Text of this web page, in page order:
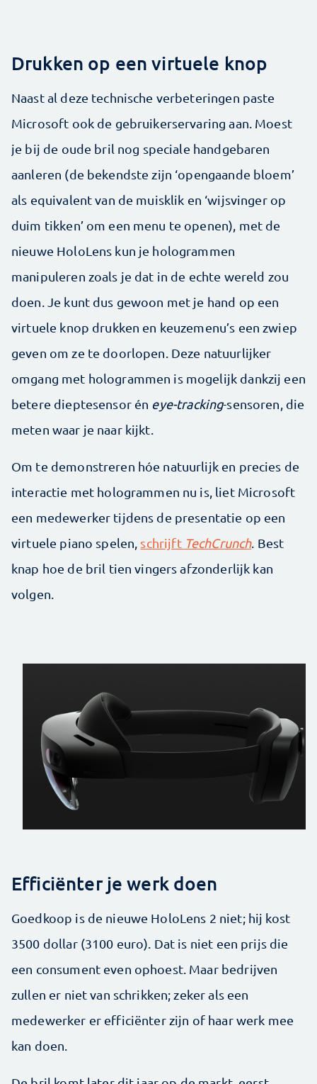
Drukken op een virtuele knop
Naast al deze technische verbeteringen paste
Microsoft ook de gebruikerservaring aan. Moest
je bij de oude bril nog speciale handgebaren
aanleren (de bekendste zijn ‘opengaande bloem’
als equivalent van de muisklik en ‘wijsvinger op
duim tikken’ om een menu te openen), met de
nieuwe HoloLens kun je hologrammen
manipuleren zoals je dat in de echte wereld zou
doen. Je kunt dus gewoon met je hand op een
virtuele knop drukken en keuzemenu’s een zwiep
geven om ze te doorlopen. Deze natuurlijker
omgang met hologrammen is mogelijk dankzij een
betere dieptesensor én eye-tracking-sensoren, die
meten waar je naar kijkt.
Om te demonstreren hóe natuurlijk en precies de
interactie met hologrammen nu is, liet Microsoft
een medewerker tijdens de presentatie op een
virtuele piano spelen, schrijft TechCrunch. Best
knap hoe de bril tien vingers afzonderlijk kan
volgen.
Efficiënter je werk doen
Goedkoop is de nieuwe HoloLens 2 niet; hij kost
3500 dollar (3100 euro). Dat is niet een prijs die
een consument even ophoest. Maar bedrijven
zullen er niet van schrikken; zeker als een
medewerker er efficiënter zijn of haar werk mee
kan doen.